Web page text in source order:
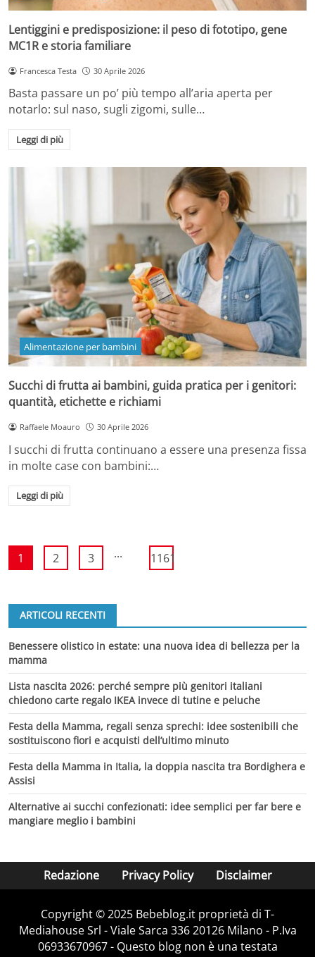
Lentiggini e predisposizione: il peso di fototipo, gene
MC1R e storia familiare
Francesca Testa 30 Aprile 2026
Basta passare un po’ più tempo all’aria aperta per
notarlo: sul naso, sugli zigomi, sulle…
Leggi di più
Alimentazione per bambini
Succhi di frutta ai bambini, guida pratica per i genitori:
quantità, etichette e richiami
Raffaele Moauro 30 Aprile 2026
I succhi di frutta continuano a essere una presenza fissa
in molte case con bambini:…
Leggi di più
1 2 3 ... 1161
ARTICOLI RECENTI
Benessere olistico in estate: una nuova idea di bellezza per la
mamma
Lista nascita 2026: perché sempre più genitori italiani
chiedono carte regalo IKEA invece di tutine e peluche
Festa della Mamma, regali senza sprechi: idee sostenibili che
sostituiscono fiori e acquisti dell’ultimo minuto
Festa della Mamma in Italia, la doppia nascita tra Bordighera e
Assisi
Alternative ai succhi confezionati: idee semplici per far bere e
mangiare meglio i bambini
Redazione Privacy Policy Disclaimer
Copyright © 2025 Bebeblog.it proprietà di T-
Mediahouse Srl - Viale Sarca 336 20126 Milano - P.Iva
06933670967 - Questo blog non è una testata